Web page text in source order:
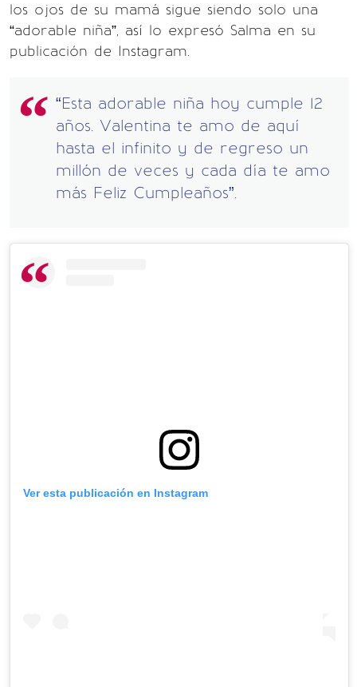
los ojos de su mamá sigue siendo solo una
“adorable niña”, así lo expresó Salma en su
publicación de Instagram.
“Esta adorable niña hoy cumple 12
años. Valentina te amo de aquí
hasta el infinito y de regreso un
millón de veces y cada día te amo
más Feliz Cumpleaños”.
Ver esta publicación en Instagram